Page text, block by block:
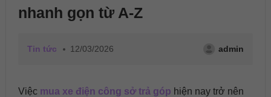
nhanh gọn từ A-Z
Tin tức 12/03/2026 admin
Việc mua xe điện công sở trả góp hiện nay trở nên